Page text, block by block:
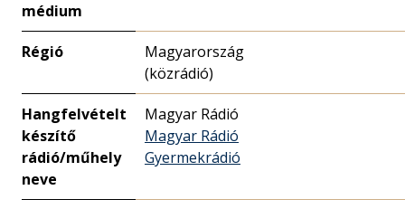
médium
Régió
Magyarország
(közrádió)
Hangfelvételt
készítő
rádió/műhely
neve
Magyar Rádió
Magyar Rádió
Gyermekrádió